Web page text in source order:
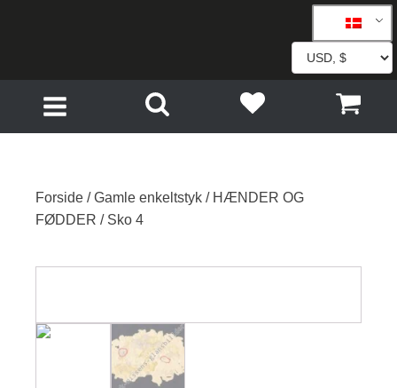
Forside /Gamle enkeltstyk / HÆNDER OG
FØDDER / Sko 4